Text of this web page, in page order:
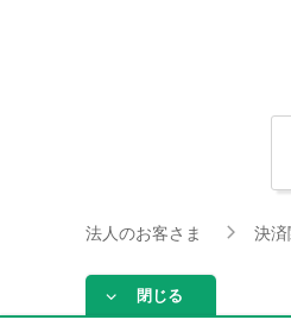
法人のお客さま 決済
閉じる